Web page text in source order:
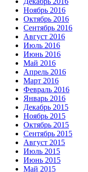
Ноябрь 2016
Октябрь 2016
Сентябрь 2016
Август 2016
Июль 2016
Июнь 2016
Май 2016
Апрель 2016
Март 2016
Февраль 2016
Январь 2016
Декабрь 2015
Ноябрь 2015
Октябрь 2015
Сентябрь 2015
Август 2015
Июль 2015
Июнь 2015
Май 2015